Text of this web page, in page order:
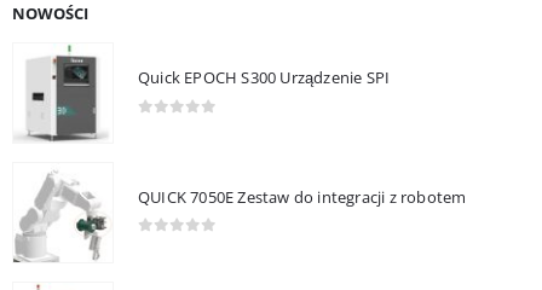
NOWOŚCI
Quick EPOCH S300 Urządzenie SPI
QUICK 7050E Zestaw do integracji z robotem